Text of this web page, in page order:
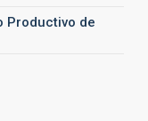
Productivo de